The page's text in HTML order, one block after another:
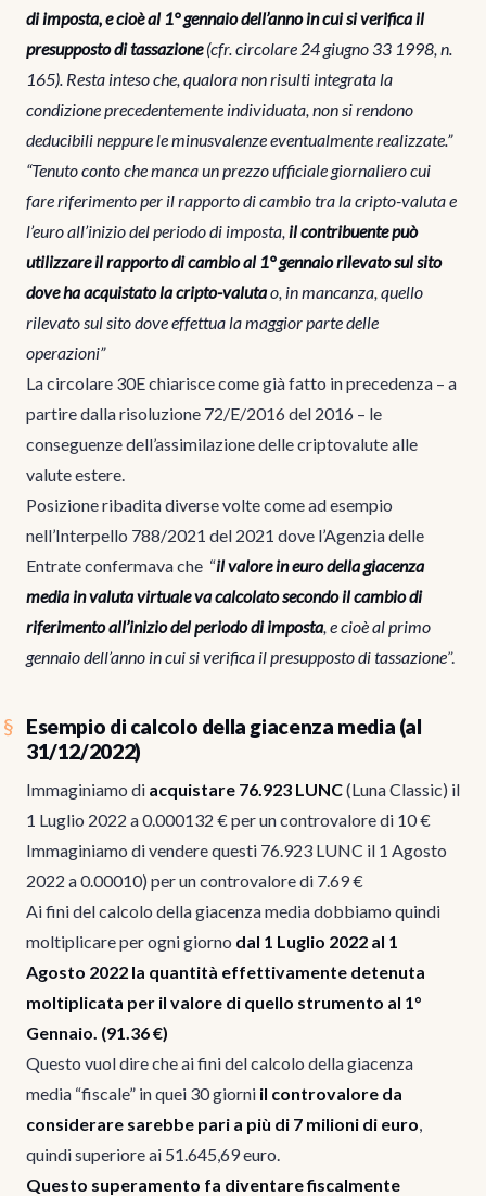
di imposta, e cioè al 1° gennaio dell’anno in cui si verifica il
presupposto di tassazione(cfr. circolare 24 giugno 33 1998, n.
165). Resta inteso che, qualora non risulti integrata la
condizione precedentemente individuata, non si rendono
deducibili neppure le minusvalenze eventualmente realizzate.”
“Tenuto conto che manca un prezzo ufficiale giornaliero cui
fare riferimento per il rapporto di cambio tra la cripto-valuta e
l’euro all’inizio del periodo di imposta,il contribuente può
utilizzare il rapporto di cambio al 1° gennaio rilevato sul sito
dove ha acquistato la cripto-valutao, in mancanza, quello
rilevato sul sito dove effettua la maggior parte delle
operazioni”
La circolare 30E chiarisce come già fatto in precedenza – a
partire dalla risoluzione 72/E/2016 del 2016 – le
conseguenze dell’assimilazione delle criptovalute alle
valute estere.
Posizione ribadita diverse volte come ad esempio
nell’Interpello 788/2021 del 2021 dove l’Agenzia delle
Entrate confermava che “il valore in euro della giacenza
media in valuta virtuale va calcolato secondo il cambio di
riferimento all’inizio del periodo di imposta, e cioè al primo
gennaio dell’anno in cui si verifica il presupposto di tassazione”.
Esempio di calcolo della giacenza media (al
31/12/2022)
Immaginiamo di acquistare 76.923 LUNC(Luna Classic) il
1 Luglio 2022 a 0.000132 € per un controvalore di 10 €
Immaginiamo di vendere questi 76.923 LUNC il 1 Agosto
2022 a 0.00010) per un controvalore di 7.69 €
Ai fini del calcolo della giacenza media dobbiamo quindi
moltiplicare per ogni giorno dal 1 Luglio 2022 al 1
Agosto 2022 la quantità effettivamente detenuta
moltiplicata per il valore di quello strumento al 1°
Gennaio. (91.36 €)
Questo vuol dire che ai fini del calcolo della giacenza
media “fiscale” in quei 30 giorni il controvalore da
considerare sarebbe pari a più di 7 milioni di euro
quindi superiore ai 51.645,69 euro.
Questo superamento fa diventare fiscalmente